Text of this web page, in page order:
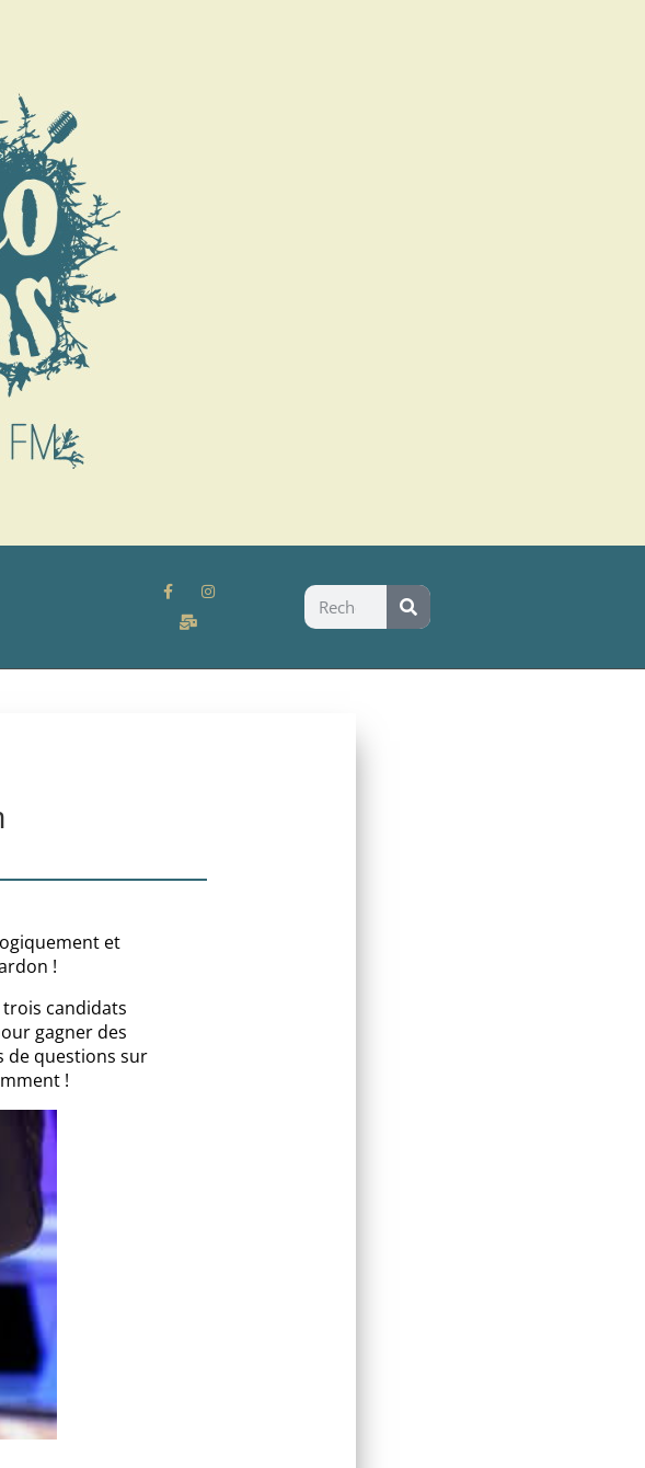
et
!
candidats
gagner des
de questions sur
!